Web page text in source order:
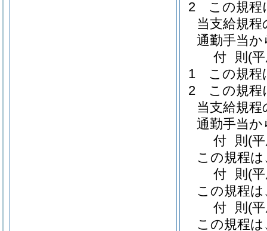
2
この規程
当支給規
通勤手当
付 則 (
1
この規程
2
この規程
当支給規
通勤手当
付 則 (
この規程
付 則 (
この規程
付 則 (
この規程